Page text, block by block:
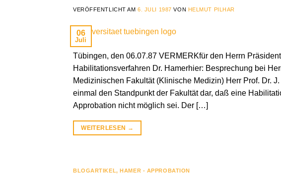
VERÖFFENTLICHT AM6. JULI 1987 VON HELMUT PILHAR
06
Juli
Tübingen, den 06.07.87 VERMERKfür den Herrn
Habilitationsverfahren Dr. Hamerhier: Besprechung bei
Medizinischen Fakultät (Klinische Medizin) Herr Prof. Dr.
einmal den Standpunkt der Fakultät dar, daß eine
Approbation nicht möglich sei. Der […]
WEITERLESEN →
BLOGARTIKEL,HAMER - APPROBATION